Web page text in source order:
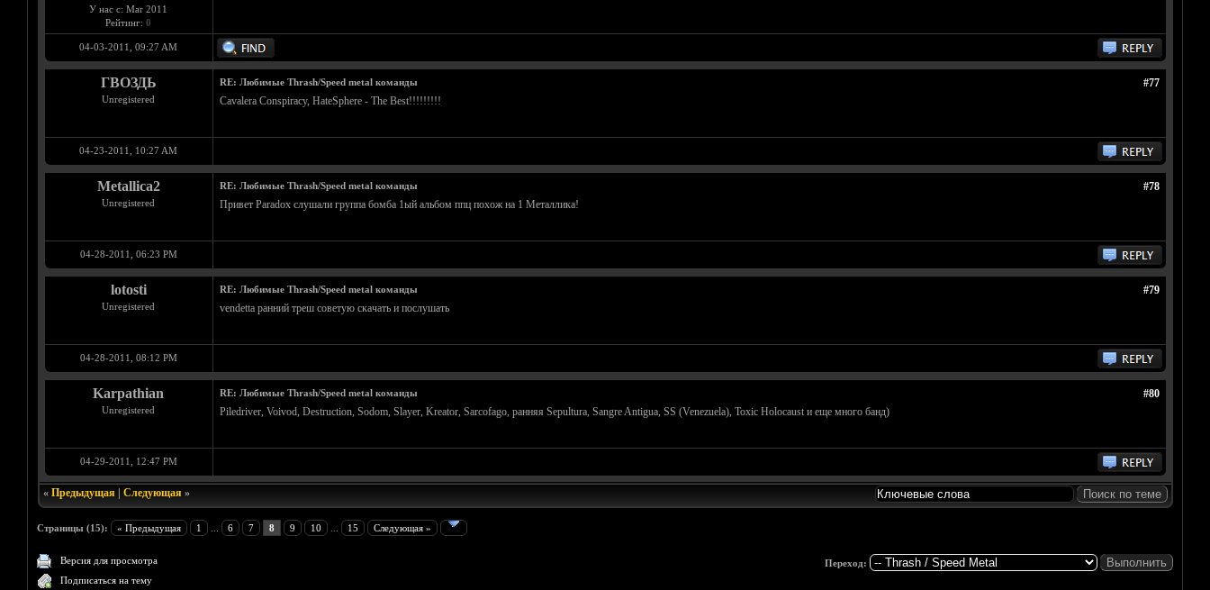
У нас с: Mar 2011
Рейтинг: 0
04-03-2011, 09:27 AM
ГВОЗДЬ
Unregistered
#77
RE: Любимые Thrash/Speed metal команды
Cavalera Conspiracy, HateSphere - The Best!!!!!!!!!
04-23-2011, 10:27 AM
Metallica2
Unregistered
#78
RE: Любимые Thrash/Speed metal команды
Привет Paradox слушали группа бомба 1ый альбом ппц похож на 1 Металлика!
04-28-2011, 06:23 PM
lotosti
Unregistered
#79
RE: Любимые Thrash/Speed metal команды
vendetta ранний треш советую скачать и послушать
04-28-2011, 08:12 PM
Karpathian
Unregistered
#80
RE: Любимые Thrash/Speed metal команды
Piledriver, Voivod, Destruction, Sodom, Slayer, Kreator, Sarcofago, ранняя Sepultura, Sangre Antigua, SS (Venezuela), Toxic Holocaust и еще много банд)
04-29-2011, 12:47 PM
« Предыдущая| Следующая»
Страницы (15): « Предыдущая 1 6 7 8 9 10 15 Следующая »
Версия для просмотра
Подписаться на тему
Переход: